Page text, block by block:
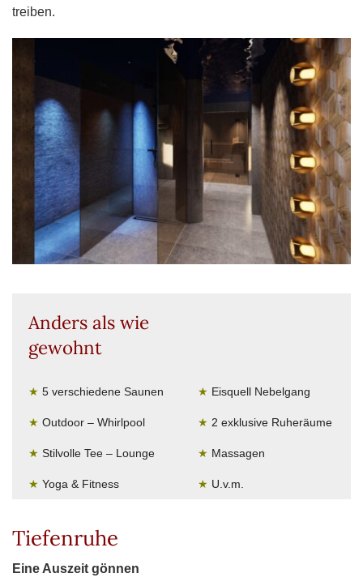
treiben.
Anders als wie
gewohnt
★ 5 verschiedene Saunen ★ Eisquell Nebelgang
★ Outdoor – Whirlpool ★ 2 exklusive Ruheräume
★ Stilvolle Tee – Lounge ★ Massagen
★ Yoga & Fitness ★ U.v.m.
Tiefenruhe
Eine Auszeit gönnen